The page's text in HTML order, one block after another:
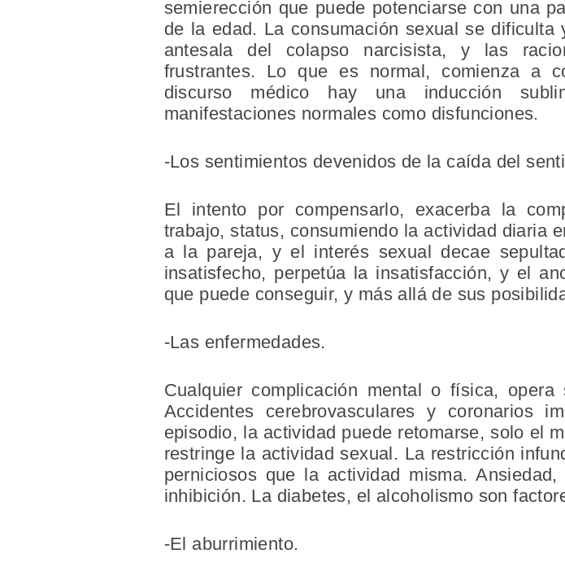
semierección que puede potenciarse con una
de la edad. La consumación sexual se
antesala del colapso narcisista, y las
frustrantes. Lo que es normal, comienza a
discurso médico hay una inducción
manifestaciones normales como disfunciones.
-Los sentimientos devenidos de la caída del
El intento por compensarlo, exacerba la
trabajo, status, consumiendo la actividad diaria
a la pareja, y el interés sexual decae
insatisfecho, perpetúa la insatisfacción, y el
que puede conseguir, y más allá de sus
-Las enfermedades.
Cualquier complicación mental o física,
Accidentes cerebrovasculares y coronarios
episodio, la actividad puede retomarse, solo el
restringe la actividad sexual. La restricción
perniciosos que la actividad misma.
inhibición. La diabetes, el alcoholismo son
-El aburrimiento.